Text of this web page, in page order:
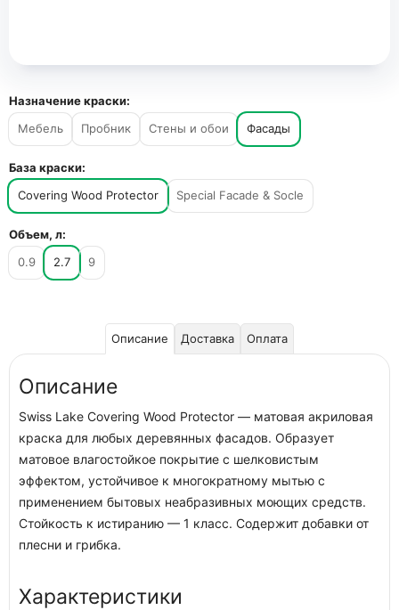
Назначение краски:
Мебель
Пробник Стены и обои Фасады
База краски:
Covering Wood Protector
Special Facade & Socle
Объем, л:
0.9
2.7 9
Описание Доставка Оплата
Описание
Swiss Lake Covering Wood Protector — матовая акриловая
краска для любых деревянных фасадов. Образует
матовое влагостойкое покрытие с шелковистым
эффектом, устойчивое к многократному мытью с
применением бытовых неабразивных моющих средств.
Стойкость к истиранию — 1 класс. Содержит добавки от
плесни и грибка.
Характеристики